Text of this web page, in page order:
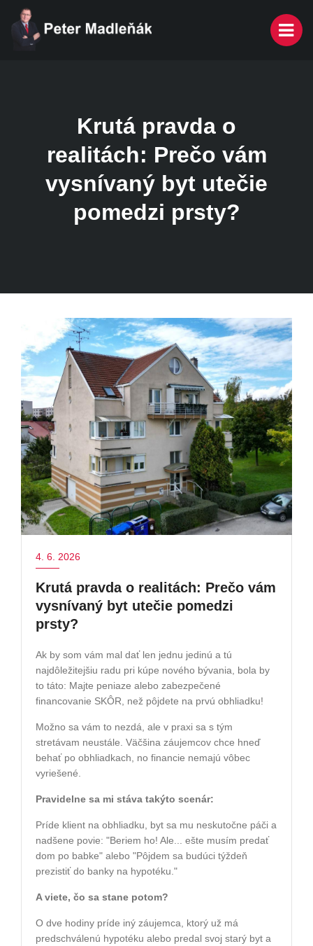
Krutá pravda o
realitách: Prečo vám
vysnívaný byt utečie
pomedzi prsty?
4. 6. 2026
Krutá pravda o realitách: Prečo vám
vysnívaný byt utečie pomedzi
prsty?
Ak by som vám mal dať len jednu jedinú a tú
najdôležitejšiu radu pri kúpe nového bývania, bola by
to táto: Majte peniaze alebo zabezpečené
financovanie SKÔR, než pôjdete na prvú obhliadku!
​Možno sa vám to nezdá, ale v praxi sa s tým
stretávam neustále. Väčšina záujemcov chce hneď
behať po obhliadkach, no financie nemajú vôbec
vyriešené.
​Pravidelne sa mi stáva takýto scenár:
Príde klient na obhliadku, byt sa mu neskutočne páči a
nadšene povie: "Beriem ho! Ale... ešte musím predať
dom po babke" alebo "Pôjdem sa budúci týždeň
prezistiť do banky na hypotéku."
​A viete, čo sa stane potom?
O dve hodiny príde iný záujemca, ktorý už má
predschválenú hypotéku alebo predal svoj starý byt a